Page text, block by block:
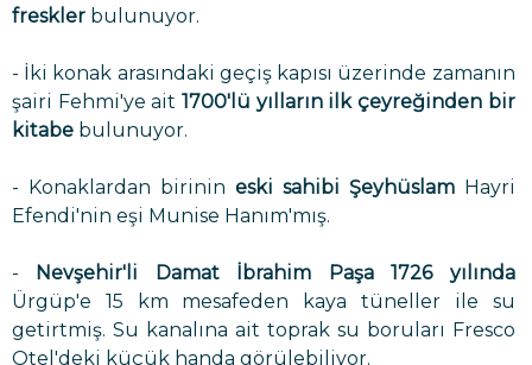
freskler bulunuyor.
- İki konak arasındaki geçiş kapısı üzerinde zamanın
şairi Fehmi'ye ait1700'lü yılların ilk çeyreğinden bir
kitabe bulunuyor.
- Konaklardan birinin eski sahibi ŞeyhüslamHayri
Efendi'nin eşi Munise Hanım'mış.
- Nevşehir'li Damat İbrahim Paşa 1726 yılında
Ürgüp'e 15 km mesafeden kaya tüneller ile su
getirtmiş. Su kanalına ait toprak su boruları Fresco
Otel'deki küçük handa görülebiliyor.